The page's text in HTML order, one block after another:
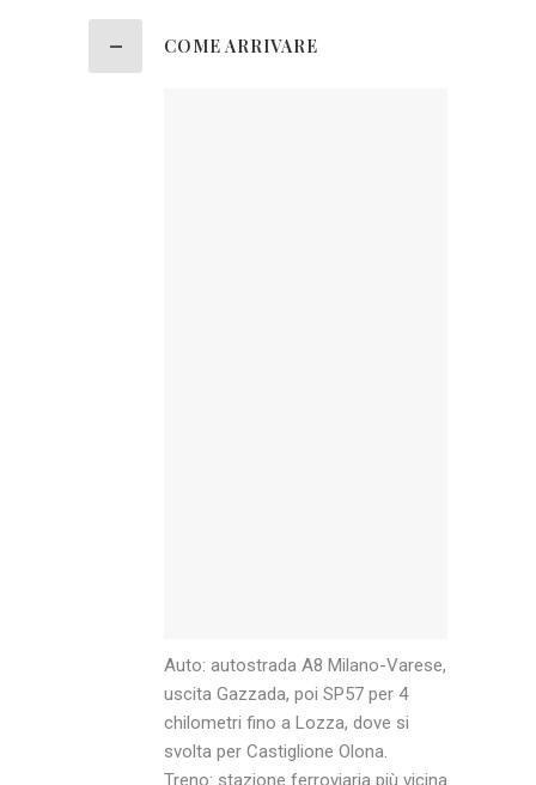
COME ARRIVARE
Auto: autostrada A8 Milano-Varese,
uscita Gazzada, poi SP57 per 4
chilometri fino a Lozza, dove si
svolta per Castiglione Olona.
Treno: stazione ferroviaria più vicina